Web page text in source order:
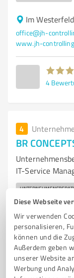
Diese Webseite
Wir verwenden
personalisieren,
können und die
Außerdem geben
unserer Website
Werbung und
Im
office@jh-
www.jh-
4
4
BR
IT-Service
IT-SERVICE
RESILIENZ IT-